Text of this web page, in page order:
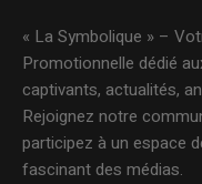
« La Symbolique » –
Promotionnelle dédié
captivants, actualités,
Rejoignez notre
participez à un espace
fascinant des médias.